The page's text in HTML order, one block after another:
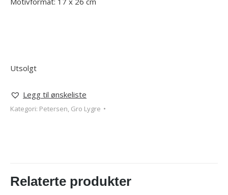
Utsolgt
Legg til ønskeliste
Kategori: Petersen, Gro Lygre
Relaterte produkter